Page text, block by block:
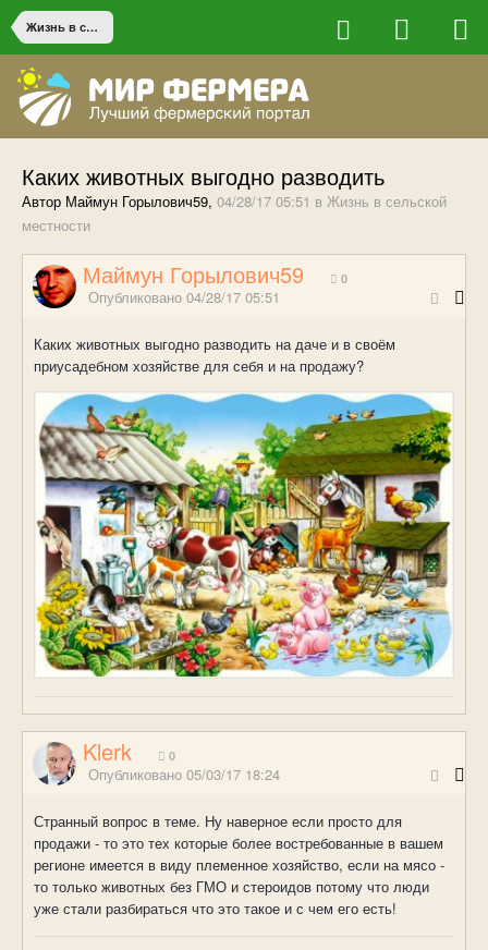
Жизнь в сельской местности
Каких животных выгодно разводить
Автор Маймун Горылович59, 04/28/17 05:51 в Жизнь в сельской
местности
Маймун Горылович59 0
Опубликовано 04/28/17 05:51
Каких животных выгодно разводить на даче и в своём
приусадебном хозяйстве для себя и на продажу?
Klerk 0
Опубликовано 05/03/17 18:24
Странный вопрос в теме. Ну наверное если просто для
продажи - то это тех которые более востребованные в вашем
регионе имеется в виду племенное хозяйство, если на мясо -
то только животных без ГМО и стероидов потому что люди
уже стали разбираться что это такое и с чем его есть!